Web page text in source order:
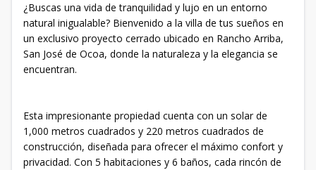
¿Buscas una vida de tranquilidad y lujo en un entorno
natural inigualable? Bienvenido a la villa de tus sueños en
un exclusivo proyecto cerrado ubicado en Rancho Arriba,
San José de Ocoa, donde la naturaleza y la elegancia se
encuentran.
Esta impresionante propiedad cuenta con un solar de
1,000 metros cuadrados y 220 metros cuadrados de
construcción, diseñada para ofrecer el máximo confort y
privacidad. Con 5 habitaciones y 6 baños, cada rincón de